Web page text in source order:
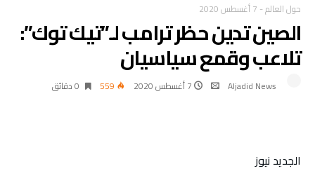
حول العالم- 7 أغسطس 2020
الصين تدين حظر ترامب لـ”تيك توك”:
تلاعب وقمع سياسيان
Aljadid News 7 أغسطس 2020 559 0 ‫دقائق‬
الجديد نيوز